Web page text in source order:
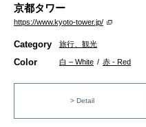
京都タワー
https://www.kyoto-tower.jp/
Category 旅行、観光
Color 白 – White / 赤 - Red
> Detail